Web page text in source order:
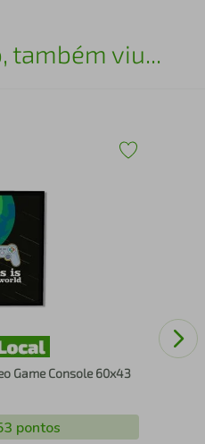
também viu...
Game Console 60x43
pontos